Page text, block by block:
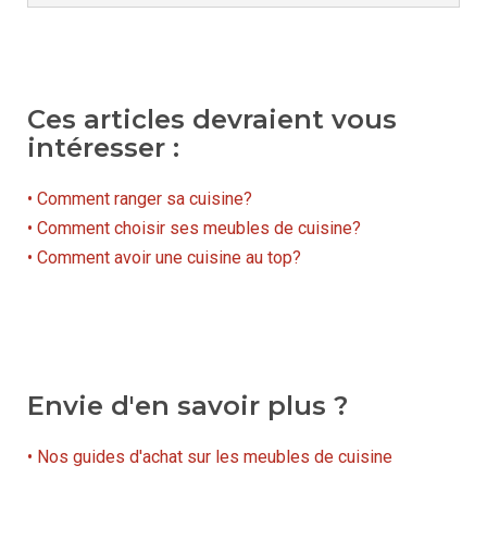
Ces articles devraient vous
intéresser :
• Comment ranger sa cuisine?
• Comment choisir ses meubles de cuisine?
• Comment avoir une cuisine au top?
Envie d'en savoir plus ?
• Nos guides d'achat sur les meubles de cuisine